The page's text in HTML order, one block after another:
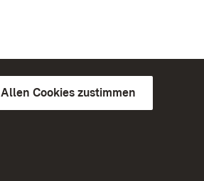
Allen Cookies zustimmen